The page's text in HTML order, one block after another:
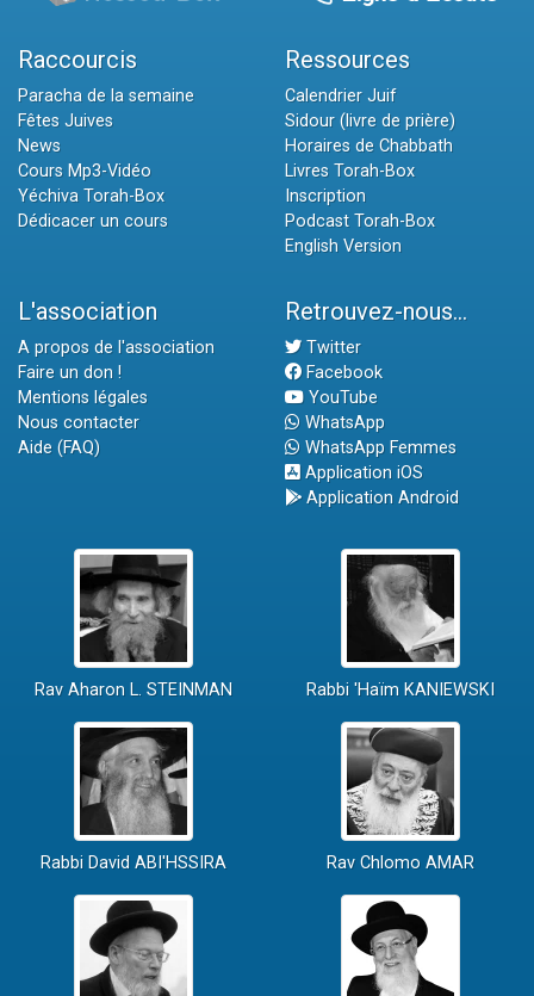
Raccourcis
Paracha de la semaine
Fêtes Juives
News
Cours Mp3-Vidéo
Yéchiva Torah-Box
Dédicacer un cours
Ressources
Calendrier Juif
Sidour (livre de prière)
Horaires de Chabbath
Livres Torah-Box
Inscription
Podcast Torah-Box
English Version
L'association
A propos de l'association
Faire un don !
Mentions légales
Nous contacter
Aide (FAQ)
Retrouvez-nous...
Twitter
Facebook
YouTube
WhatsApp
WhatsApp Femmes
Application iOS
Application Android
Rav Aharon L. STEINMAN Rabbi 'Haïm KANIEWSKI
Rabbi David ABI'HSSIRA Rav Chlomo AMAR